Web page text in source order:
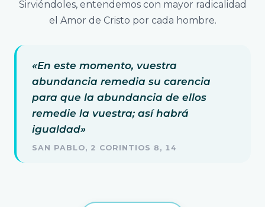
Sirviéndoles, entendemos con mayor radicalidad
el Amor de Cristo por cada hombre.
«En este momento, vuestra
abundancia remedia su carencia
para que la abundancia de ellos
remedie la vuestra; así habrá
igualdad»
SAN PABLO, 2 CORINTIOS 8, 14